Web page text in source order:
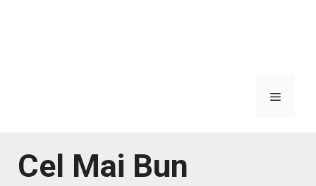
Meniu
Cel Mai Bun